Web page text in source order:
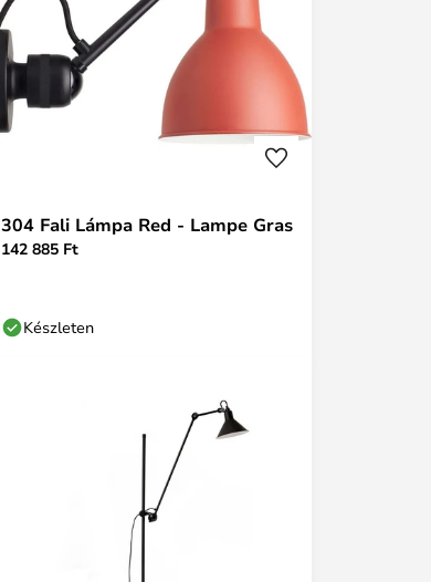
304 Fali Lámpa Red - Lampe Gras
142 885 Ft
Készleten